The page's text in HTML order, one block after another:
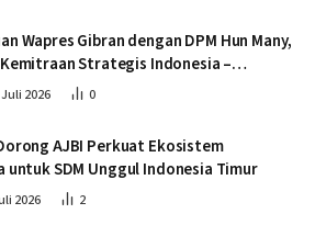
Wapres Gibran dengan DPM Hun Many,
Strategis Indonesia –
2026 0
AJBI Perkuat Ekosistem
untuk SDM Unggul Indonesia Timur
2026 2